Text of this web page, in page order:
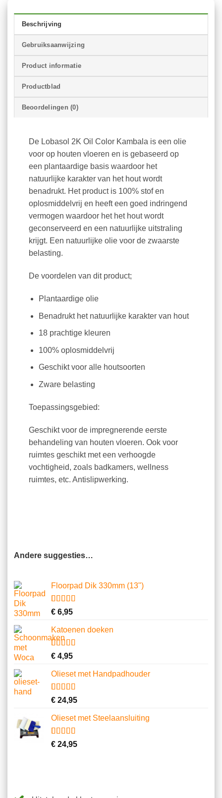
Beschrijving
Gebruiksaanwijzing
Product informatie
Productblad
Beoordelingen (0)
De Lobasol 2K Oil Color Kambala is een olie
voor op houten vloeren en is gebaseerd op
een plantaardige basis waardoor het
natuurlijke karakter van het hout wordt
benadrukt. Het product is 100% stof en
oplosmiddelvrij en heeft een goed indringend
vermogen waardoor het het hout wordt
geconserveerd en een natuurlijke uitstraling
krijgt. Een natuurlijke olie voor de zwaarste
belasting.
De voordelen van dit product;
Plantaardige olie
Benadrukt het natuurlijke karakter van hout
18 prachtige kleuren
100% oplosmiddelvrij
Geschikt voor alle houtsoorten
Zware belasting
Toepassingsgebied:
Geschikt voor de impregnerende eerste
behandeling van houten vloeren. Ook voor
ruimtes geschikt met een verhoogde
vochtigheid, zoals badkamers, wellness
ruimtes, etc. Antislipwerking.
Andere suggesties…
Floorpad Dik 330mm (13")
Gewaardeerd
4.00
gebaseerd
op
1
klantbeoordeling
€6,95
Katoenen doeken
Gewaardeerd
4.62
gebaseerd
op
13
klantbeoordelingen
€4,95
Olieset met Handpadhouder
Gewaardeerd
op 5
gebaseerd
op
11
klantbeoordelingen
€24,95
Olieset met Steelaansluiting
Gewaardeerd
op 5
5
€24,95